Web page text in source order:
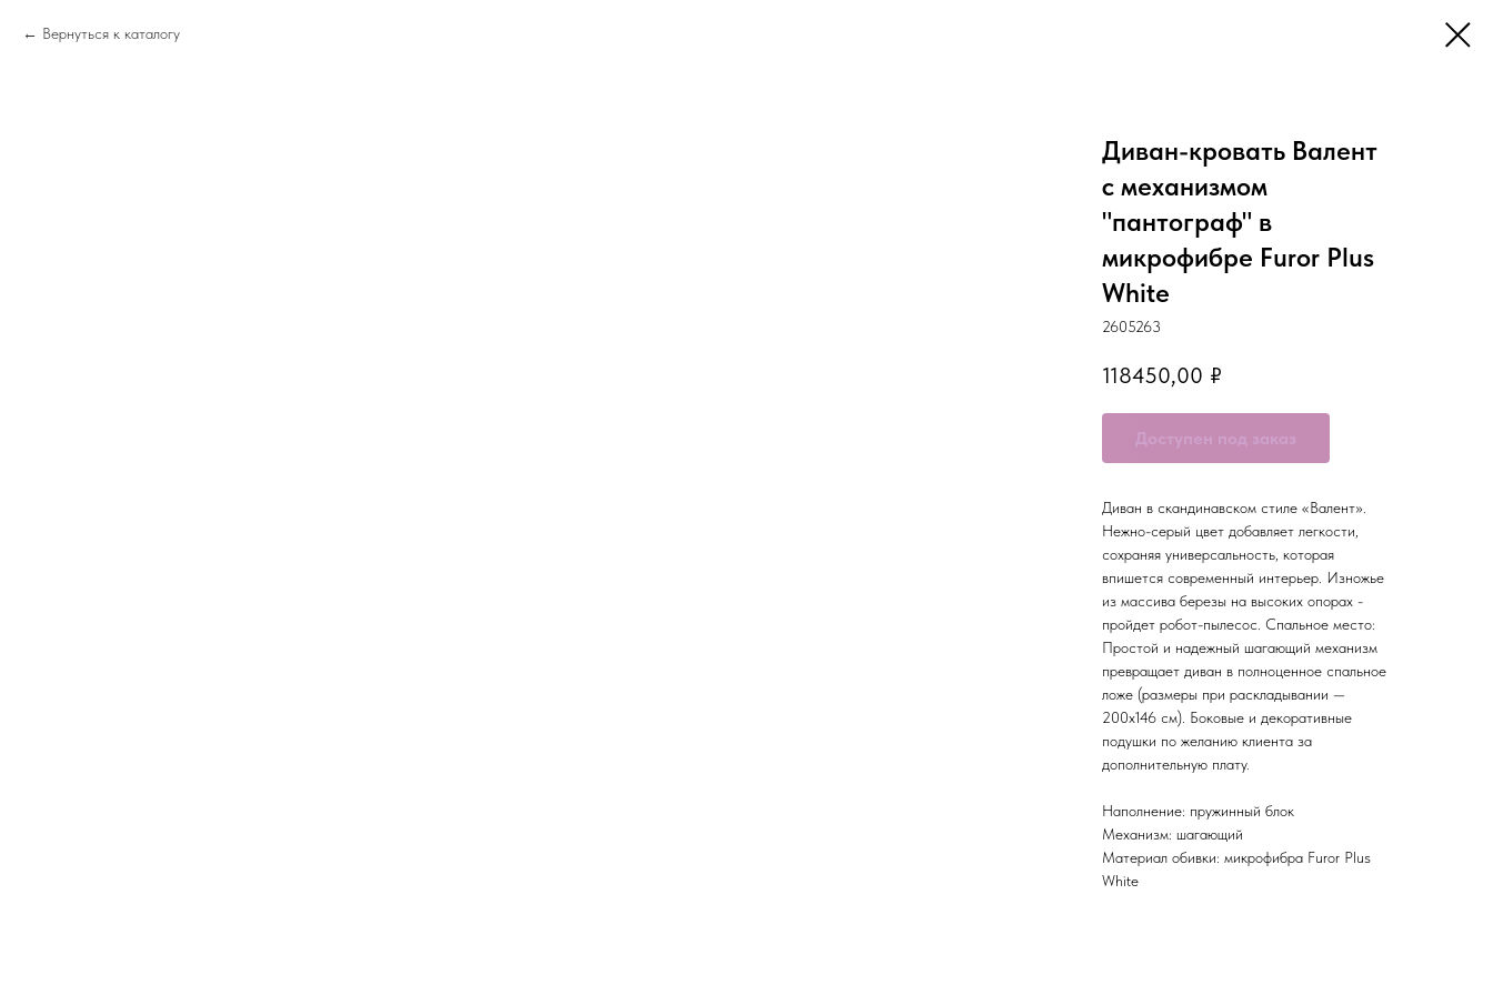
Вернуться к каталогу
Диван-кровать Валент
с механизмом
"пантограф" в
микрофибре Furor Plus
White
2605263
118450,00 ₽
Диван в скандинавском стиле «Валент».
Нежно-серый цвет добавляет легкости,
сохраняя универсальность, которая
впишется современный интерьер. Изножье
из массива березы на высоких опорах -
пройдет робот-пылесос. Спальное место:
Простой и надежный шагающий механизм
превращает диван в полноценное спальное
ложе (размеры при раскладывании —
200x146 см). Боковые и декоративные
подушки по желанию клиента за
дополнительную плату.
Наполнение: пружинный блок
Механизм: шагающий
Материал обивки: микрофибра Furor Plus
White